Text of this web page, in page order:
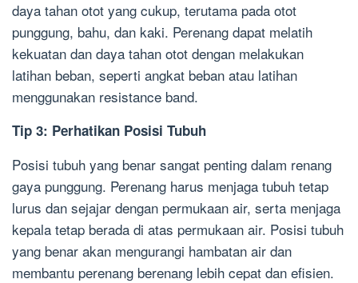
daya tahan otot yang cukup, terutama pada otot
punggung, bahu, dan kaki. Perenang dapat melatih
kekuatan dan daya tahan otot dengan melakukan
latihan beban, seperti angkat beban atau latihan
menggunakan resistance band.
Tip 3: Perhatikan Posisi Tubuh
Posisi tubuh yang benar sangat penting dalam renang
gaya punggung. Perenang harus menjaga tubuh tetap
lurus dan sejajar dengan permukaan air, serta menjaga
kepala tetap berada di atas permukaan air. Posisi tubuh
yang benar akan mengurangi hambatan air dan
membantu perenang berenang lebih cepat dan efisien.